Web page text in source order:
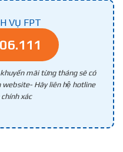
VỤ FPT
mãi từng tháng sẽ có
Hãy liên hệ hotline
xác